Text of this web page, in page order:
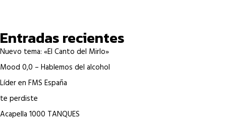
Entradas recientes
Nuevo tema: «El Canto del Mirlo»
Mood 0,0 – Hablemos del alcohol
Líder en FMS España
te perdiste
Acapella 1000 TANQUES